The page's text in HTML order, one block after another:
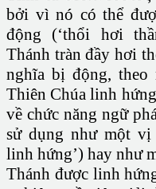
bởi vì nó có thể
động (‘thổi hơi
Thánh tràn đầy hơi
nghĩa bị động, theo
Thiên Chúa linh
về chức năng ngữ
sử dụng như một
linh hứng’) hay như
Thánh được linh